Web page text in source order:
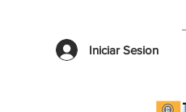
Iniciar Sesion